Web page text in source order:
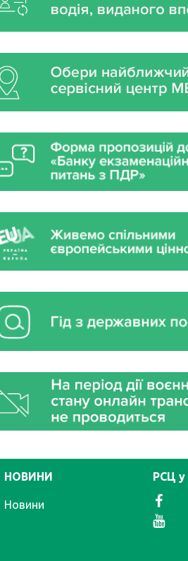
НОВИНИ
Новини
РСЦ